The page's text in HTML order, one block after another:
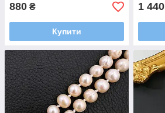
880 ₴
Купити
1 440